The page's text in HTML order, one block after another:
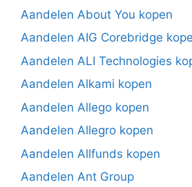
Aandelen About You kopen
Aandelen AIG Corebridge
Aandelen ALI Technologies
Aandelen Alkami kopen
Aandelen Allego kopen
Aandelen Allegro kopen
Aandelen Allfunds kopen
Aandelen Ant Group